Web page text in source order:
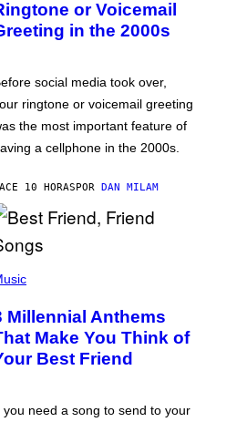
or Voicemail
in the 2000s
social media took over,
ringtone or voicemail greeting
the most important feature of
a cellphone in the 2000s.
10 HORASPOR DAN MILAM
Millennial Anthems
Make You Think of
Best Friend
you need a song to send to your